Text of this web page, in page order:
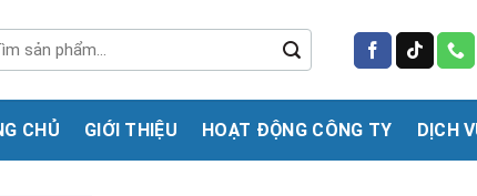
CHỦ GIỚI THIỆU HOẠT ĐỘNG CÔNG TY DỊCH